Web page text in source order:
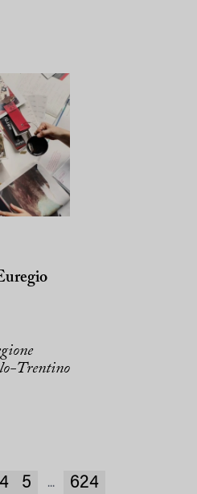
Trentino
4 5 ... 624